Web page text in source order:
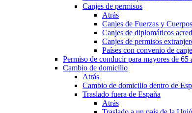
Canjes de permisos
Atrás
Canjes de Fuerzas y
Canjes de diplomáticos
Canjes de permisos
Países con convenio de
Permiso de conducir para mayores de 65
Cambio de domicilio
Atrás
Cambio de domicilio dentro de
Traslado fuera de España
Atrás